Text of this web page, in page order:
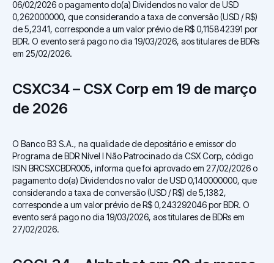
06/02/2026 o pagamento do(a) Dividendos no valor de USD
0,262000000, que considerando a taxa de conversão (USD / R$)
de 5,2341, corresponde a um valor prévio de R$ 0,115842391 por
BDR. O evento será pago no dia 19/03/2026, aos titulares de BDRs
em 25/02/2026.
CSXC34 – CSX Corp em 19 de março
de 2026
O Banco B3 S.A., na qualidade de depositário e emissor do
Programa de BDR Nível I Não Patrocinado da CSX Corp, código
ISIN BRCSXCBDR005, informa que foi aprovado em 27/02/2026 o
pagamento do(a) Dividendos no valor de USD 0,140000000, que
considerando a taxa de conversão (USD / R$) de 5,1382,
corresponde a um valor prévio de R$ 0,243292046 por BDR. O
evento será pago no dia 19/03/2026, aos titulares de BDRs em
27/02/2026.